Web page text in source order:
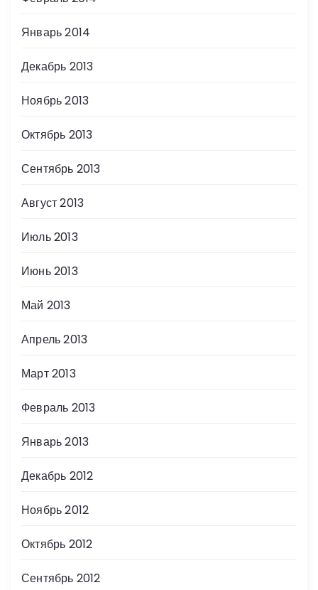
Январь 2014
Декабрь 2013
Ноябрь 2013
Октябрь 2013
Сентябрь 2013
Август 2013
Июль 2013
Июнь 2013
Май 2013
Апрель 2013
Март 2013
Февраль 2013
Январь 2013
Декабрь 2012
Ноябрь 2012
Октябрь 2012
Сентябрь 2012